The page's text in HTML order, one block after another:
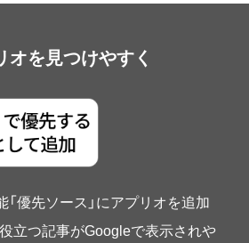
を見つけやすく
優先ソース」にアプリオを追加
立つ記事がGoogleで表示されや